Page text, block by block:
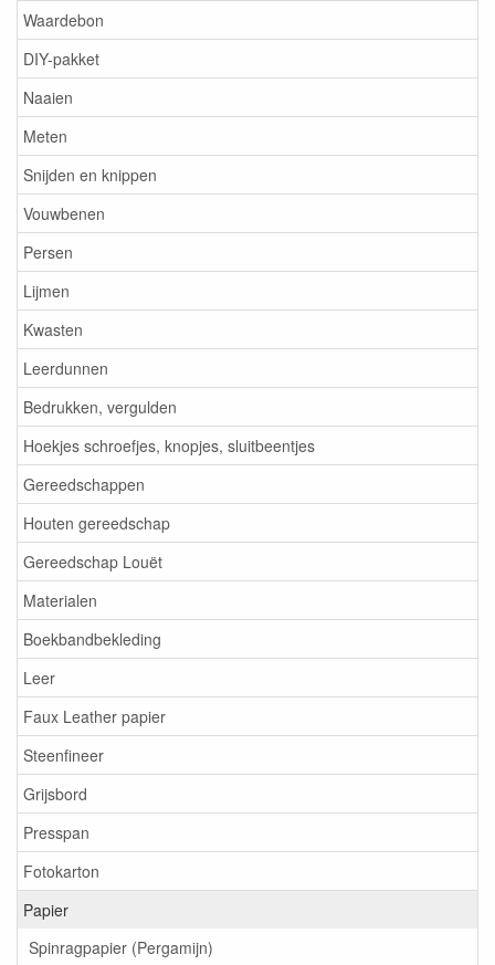
Waardebon
DIY-pakket
Naaien
Meten
Snijden en knippen
Vouwbenen
Persen
Lijmen
Kwasten
Leerdunnen
Bedrukken, vergulden
Hoekjes schroefjes, knopjes, sluitbeentjes
Gereedschappen
Houten gereedschap
Gereedschap Louët
Materialen
Boekbandbekleding
Leer
Faux Leather papier
Steenfineer
Grijsbord
Presspan
Fotokarton
Papier
Spinragpapier (Pergamijn)